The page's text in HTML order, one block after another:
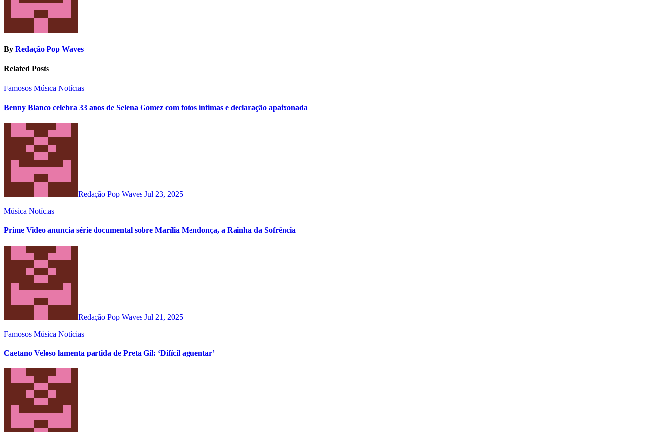
By Redação Pop Waves
Related Posts
Famosos Música Notícias
Benny Blanco celebra 33 anos de Selena Gomez com fotos íntimas e declaração apaixonada
Redação Pop Waves Jul 23, 2025
Música Notícias
Prime Video anuncia série documental sobre Marília Mendonça, a Rainha da Sofrência
Redação Pop Waves Jul 21, 2025
Famosos Música Notícias
Caetano Veloso lamenta partida de Preta Gil: ‘Difícil aguentar’